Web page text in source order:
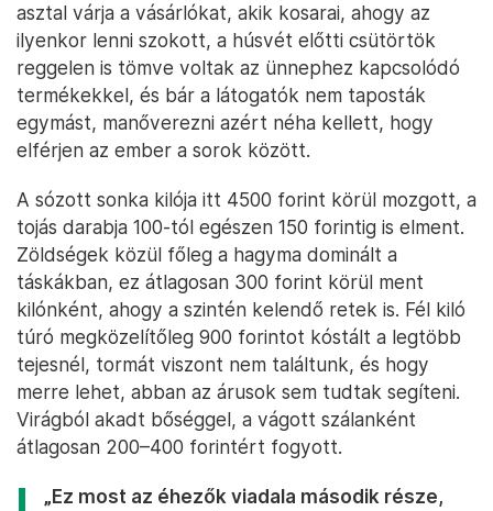
asztal várja a vásárlókat, akik kosarai, ahogy az
ilyenkor lenni szokott, a húsvét előtti csütörtök
reggelen is tömve voltak az ünnephez kapcsolódó
termékekkel, és bár a látogatók nem taposták
egymást, manőverezni azért néha kellett, hogy
elférjen az ember a sorok között.
A sózott sonka kilója itt 4500 forint körül mozgott, a
tojás darabja 100-tól egészen 150 forintig is elment.
Zöldségek közül főleg a hagyma dominált a
táskákban, ez átlagosan 300 forint körül ment
kilónként, ahogy a szintén kelendő retek is. Fél kiló
túró megközelítőleg 900 forintot kóstált a legtöbb
tejesnél, tormát viszont nem találtunk, és hogy
merre lehet, abban az árusok sem tudtak segíteni.
Virágból akadt bőséggel, a vágott szálanként
átlagosan 200–400 forintért fogyott.
„Ez most az éhezők viadala második része,